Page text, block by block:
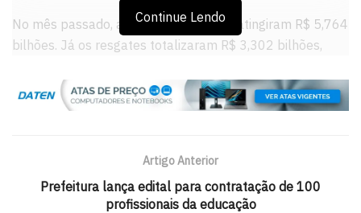
No mês passado, as vendas de títulos atingiram R$ 5,764
bilhões. Já os resgates totalizaram R$ 3,302 bilhões,
192,5 milhões aos vencimentos, quando o prazo do título
acaba, e o governo precisa reembolsar o investidor com
Os títulos mais procurados pelos investidores foram os
vinculados à inflação (Índice Nacional de Preços ao
Consumidor Amplo – IPCA), que corresponderam a
Continue Lendo
Artigo Anterior
Prefeitura lança edital para contratação de 100
profissionais da educação